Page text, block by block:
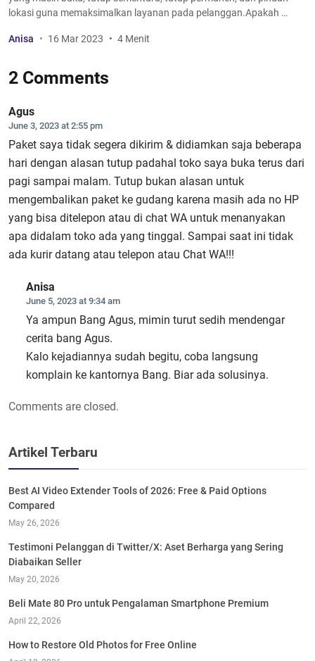
lokasi guna memaksimalkan layanan pada pelanggan.Apakah …
Anisa 16 Mar 2023 4 Menit
2 Comments
Agus
June 3, 2023 at 2:55 pm
Paket saya tidak segera dikirim & didiamkan saja beberapa
hari dengan alasan tutup padahal toko saya buka terus dari
pagi sampai malam. Tutup bukan alasan untuk
mengembalikan paket ke gudang karena masih ada no HP
yang bisa ditelepon atau di chat WA untuk menanyakan
apa didalam toko ada yang tinggal. Sampai saat ini tidak
ada kurir datang atau telepon atau Chat WA!!!
Anisa
June 5, 2023 at 9:34 am
Ya ampun Bang Agus, mimin turut sedih mendengar
cerita bang Agus.
Kalo kejadiannya sudah begitu, coba langsung
komplain ke kantornya Bang. Biar ada solusinya.
Comments are closed.
Artikel Terbaru
Best AI Video Extender Tools of 2026: Free & Paid Options
Compared
May 26, 2026
Testimoni Pelanggan di Twitter/X: Aset Berharga yang Sering
Diabaikan Seller
May 20, 2026
Beli Mate 80 Pro untuk Pengalaman Smartphone Premium
April 22, 2026
How to Restore Old Photos for Free Online